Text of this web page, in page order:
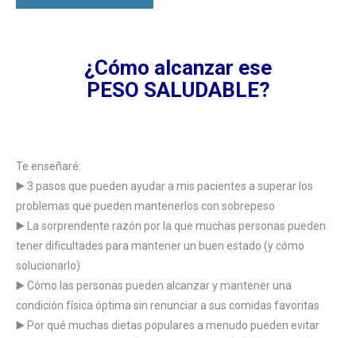
¿Cómo alcanzar ese
PESO SALUDABLE?
Te enseñaré:
▶️ 3 pasos que pueden ayudar a mis pacientes a superar los
problemas que pueden mantenerlos con sobrepeso
▶️ La sorprendente razón por la que muchas personas pueden
tener dificultades para mantener un buen estado (y cómo
solucionarlo)
▶️ Cómo las personas pueden alcanzar y mantener una
condición física óptima sin renunciar a sus comidas favoritas
▶️ Por qué muchas dietas populares a menudo pueden evitar